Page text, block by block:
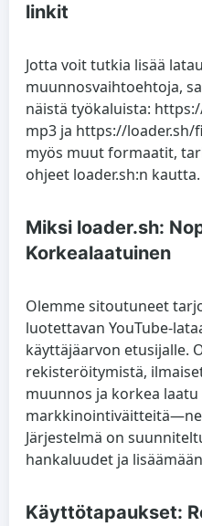
linkit
Jotta voit tutkia lisää
muunnosvaihtoehtoja,
näistä työkaluista:
mp3 ja https://
myös muut formaatit,
ohjeet loader.sh:n kautta.
Miksi loader.sh:
Korkealaatuinen
Olemme sitoutuneet
luotettavan YouTube-
käyttäjäarvon etusijalle.
rekisteröitymistä,
muunnos ja korkea laatu
Järjestelmä on
hankaluudet ja
Käyttötapaukset: